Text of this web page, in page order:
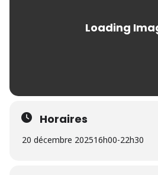
Horaires
20 décembre 202516h00-22h30